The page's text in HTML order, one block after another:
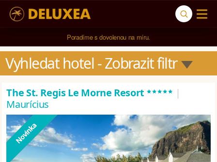
5* cestovní kancelář na luxusní dovolenou od 100.000 Kč.
Vyhledat hotel - Zobrazit filtr
The St. Regis Le Morne Resort ***** |
Maurícius